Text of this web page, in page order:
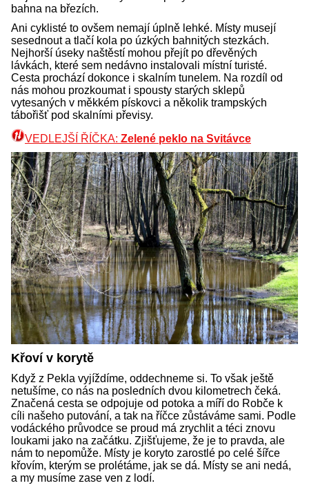
bahna na březích.
Ani cyklisté to ovšem nemají úplně lehké. Místy musejí
sesednout a tlačí kola po úzkých bahnitých stezkách.
Nejhorší úseky naštěstí mohou přejít po dřevěných
lávkách, které sem nedávno instalovali místní turisté.
Cesta prochází dokonce i skalním tunelem. Na rozdíl od
nás mohou prozkoumat i spousty starých sklepů
vytesaných v měkkém pískovci a několik trampských
tábořišť pod skalními převisy.
VEDLEJŠÍ ŘÍČKA: Zelené peklo na Svitávce
Křoví v korytě
Když z Pekla vyjíždíme, oddechneme si. To však ještě
netušíme, co nás na posledních dvou kilometrech čeká.
Značená cesta se odpojuje od potoka a míří do Robče k
cíli našeho putování, a tak na říčce zůstáváme sami. Podle
vodáckého průvodce se proud má zrychlit a téci znovu
loukami jako na začátku. Zjišťujeme, že je to pravda, ale
nám to nepomůže. Místy je koryto zarostlé po celé šířce
křovím, kterým se prolétáme, jak se dá. Místy se ani nedá,
a my musíme zase ven z lodí.